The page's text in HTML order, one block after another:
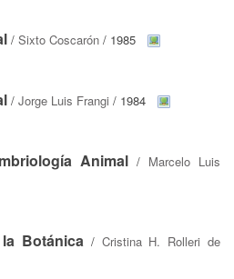
/ Sixto Coscarón / 1985
/ Jorge Luis Frangi / 1984
Animal / Marcelo Luis
Botánica / Cristina H. Rolleri de